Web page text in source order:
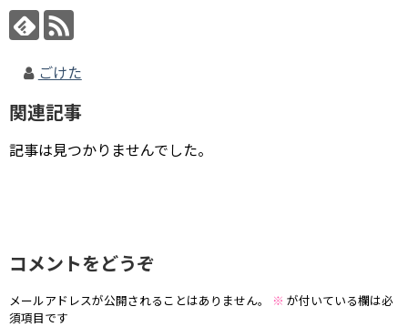
ごけた
関連記事
記事は見つかりませんでした。
コメントをどうぞ
メールアドレスが公開されることはありません。 ※ が付いている欄は必
須項目です